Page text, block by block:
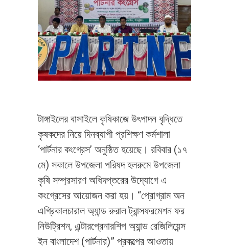
টাঙ্গাইলের বাসাইলে কৃষিকাজে উৎপাদন বৃদ্ধিতে
কৃষকদের নিয়ে দিনব্যাপী প্রশিক্ষণ কর্মশালা
‘পার্টনার কংগ্রেস’ অনুষ্ঠিত হয়েছে। রবিবার (১৭
মে) সকালে উপজেলা পরিষদ হলরুমে উপজেলা
কৃষি সম্প্রসারণ অধিদপ্তরের উদ্যোগে এ
কংগ্রেসের আয়োজন করা হয়। “প্রোগ্রাম অন
এগ্রিকালচারাল অ্যান্ড রুরাল ট্রান্সফরমেশন ফর
নিউট্রিশন, এন্টারপ্রেনারশিপ অ্যান্ড রেজিলিয়েন্স
ইন বাংলাদেশ (পার্টনার)” প্রকল্পের আওতায়